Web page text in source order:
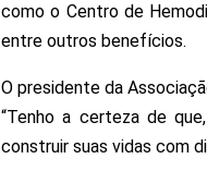
como o Centro de
entre outros benefícios.
O presidente da
“Tenho a certeza de
construir suas vidas com